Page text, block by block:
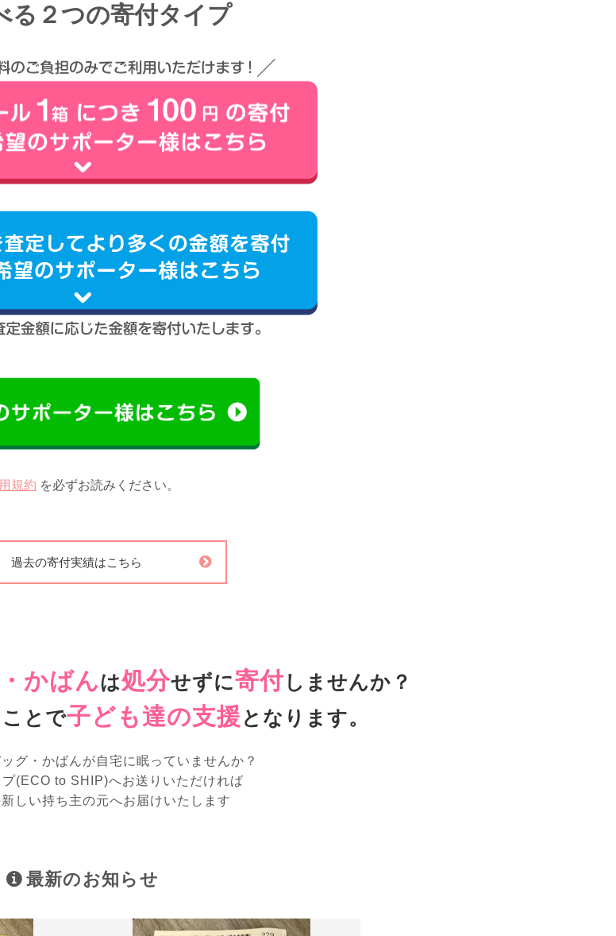
る２つの寄付タイプ
規約 を必ずお読みください。
過去の寄付実績はこちら
かばんは処分せずに寄付しませんか？
とで子ども達の支援 となります。
グ・かばんが自宅に眠っていませんか？
(ECO to SHIP)へお送りいただければ
しい持ち主の元へお届けいたします
最新のお知らせ